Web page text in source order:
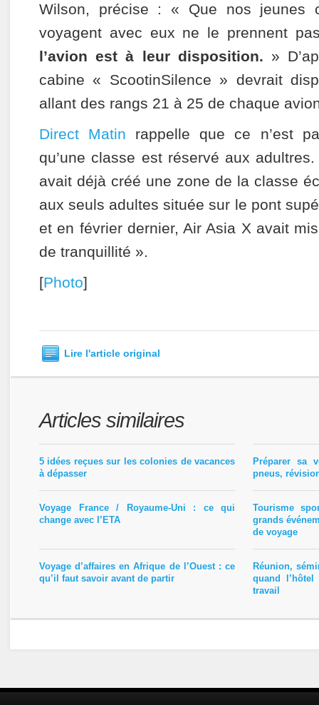
Wilson, précise : « Que nos jeunes
voyagent avec eux ne le prennent
l’avion est à leur disposition. »
cabine « ScootinSilence » devrait
allant des rangs 21 à 25 de chaque
Direct Matin rappelle que ce n’est
qu’une classe est réservé aux
avait déjà créé une zone de la classe
aux seuls adultes située sur le pont
et en février dernier, Air Asia X avait
de tranquillité ».
[Photo]
Lire l'article original
Articles similaires
5 idées reçues sur les colonies de vacances
à dépasser
Préparer sa
pneus,
Voyage France / Royaume-Uni : ce qui
change avec l’ETA
Tourisme
grands
de voyage
Voyage d’affaires en Afrique de l’Ouest : ce
qu’il faut savoir avant de partir
Réunion,
quand
travail